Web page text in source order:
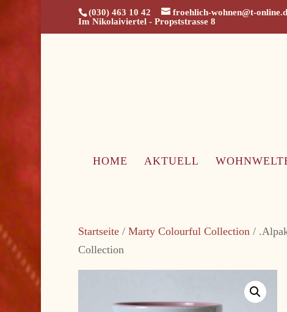
(030) 463 10 42
froehlich-wohnen@t-
Im Nikolaiviertel - Propststrasse 8
HOME AKTUELL
Startseite/ Marty Colourful Collection /
Collection